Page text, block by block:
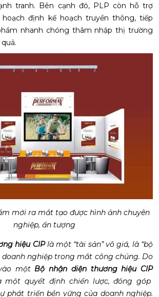
tranh. Bên cạnh đó, PLP còn hỗ trợ
hoạch định kế hoạch truyền thông, tiếp
nhanh chóng thâm nhập thị trường
mới ra mắt tạo được hình ảnh chuyên
nghiệp, ấn tượng
hiệu CIPlà một “tài sản” vô giá, là “bộ
doanh nghiệp trong mắt công chúng. Do
một Bộ nhận diện thương hiệu CIP
một quyết định chiến lược, đóng góp
phát triển bền vững của doanh nghiệp.